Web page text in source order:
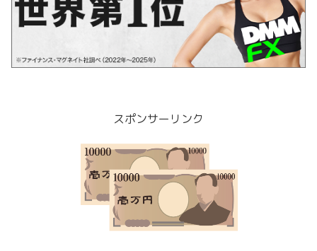
スポンサーリンク